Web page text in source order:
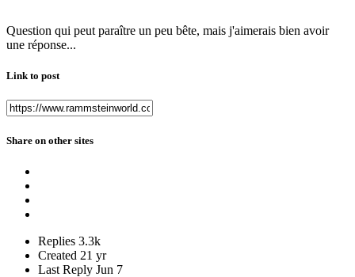
Question qui peut paraître un peu bête, mais j'aimerais bien avoir
une réponse...
Link to post
Share on other sites
Replies 3.3k
Created 21 yr
Last Reply Jun 7